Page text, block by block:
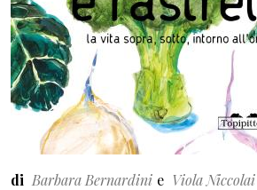
di Barbara Bernardini Viola Niccolai